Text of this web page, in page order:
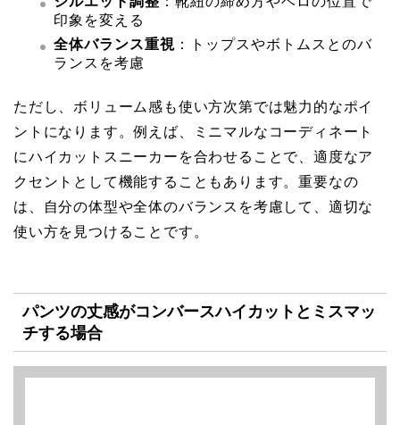
印象を変える
全体バランス重視 ：トップスやボトムスとのバ
ランスを考慮
ただし、ボリューム感も使い方次第では魅力的なポイ
ントになります。例えば、ミニマルなコーディネート
にハイカットスニーカーを合わせることで、適度なア
クセントとして機能することもあります。重要なの
は、自分の体型や全体のバランスを考慮して、適切な
使い方を見つけることです。
パンツの丈感がコンバースハイカットとミスマッ
チする場合